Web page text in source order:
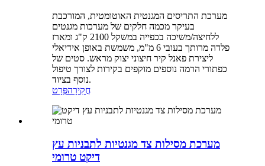
מערכת התריסים המגנטית האוטומטית, המורכבת
בעיקר מכמה חלקים של מערכות מגנטים
ללחיצה/משיכה בכפייה במשקל 2100 ק"ג ומארז
פלדה מרותך בעובי 6 מ"מ, משמשת באופן אידיאלי
ליצירת פאנל קיר חיצוני יצוק מראש. סטים של
כפתורי הרמה נוספים מוקפים בקירות לצורך טיפול
נוסף בציוד.
חֲקִירָהפְּרָט
מערכת מסילות צד מגנטיות לתבניות עץ
דיקט טרומי